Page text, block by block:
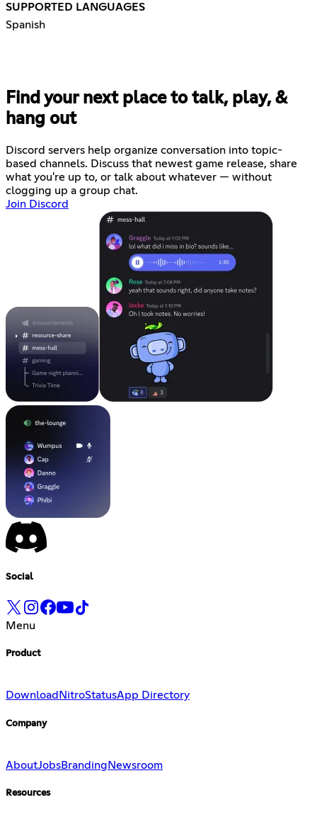
SUPPORTED LANGUAGES
Spanish
Find your next place to talk, play, &
hang out
Discord servers help organize conversation into topic-
based channels. Discuss that newest game release, share
what you're up to, or talk about whatever — without
clogging up a group chat.
Join Discord
Social
Menu
Product
Download NitroStatusApp Directory
Company
AboutJobsBranding Newsroom
Resources